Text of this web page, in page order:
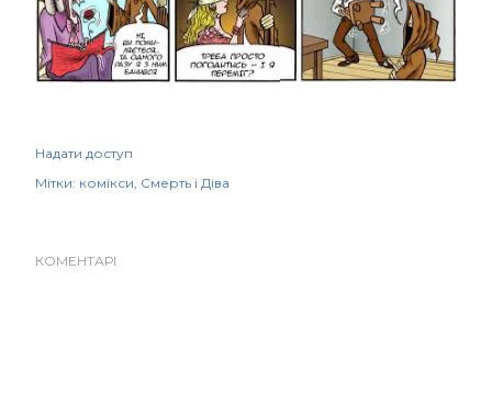
Надати доступ
Мітки: комікси Смерть і Діва
КОМЕНТАРІ